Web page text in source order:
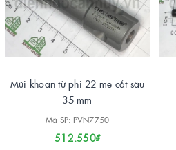
Mũi khoan từ phi 22 me cắt sâu
35 mm
Mã SP: PVN7750
512.550₫